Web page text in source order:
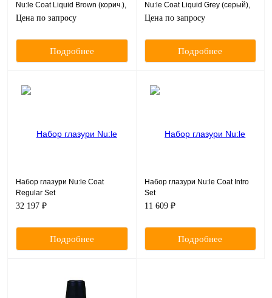
Nu:le Coat Liquid Brown (корич.),
пробник, 2 мл
Цена по запросу
Подробнее
Nu:le Coat Liquid Grey (серый),
пробник, 2 мл
Цена по запросу
Подробнее
Набор глазури Nu:le Coat
Regular Set
32 197 ₽
Подробнее
Набор глазури Nu:le Coat Intro
Set
11 609 ₽
Подробнее